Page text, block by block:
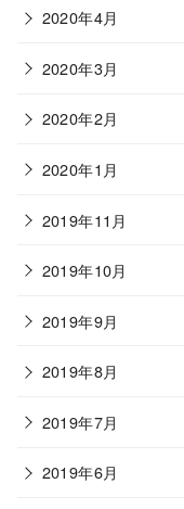
2020年4月
2020年3月
2020年2月
2020年1月
2019年11月
2019年10月
2019年9月
2019年8月
2019年7月
2019年6月